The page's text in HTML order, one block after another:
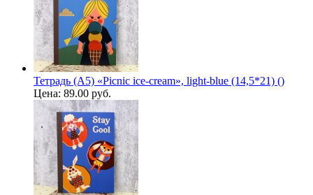
Тетрадь (A5) «Picnic ice-cream», light-blue (14,5*21) ()
Цена: 89.00 руб.